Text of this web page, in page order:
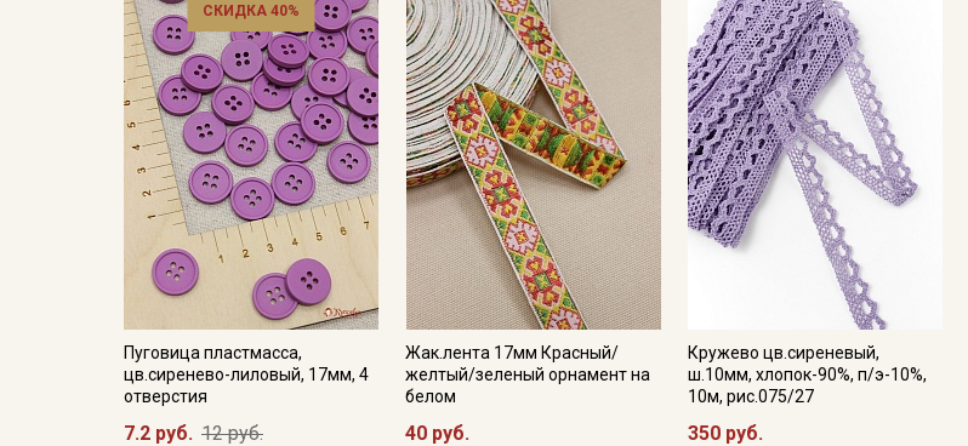
СКИДКА 40%
Пуговица пластмасса,
цв.сиренево-лиловый, 17мм, 4
отверстия
7.2 руб. 12 руб.
Жак.лента 17мм Красный/
желтый/зеленый орнамент на
белом
40 руб.
Кружево цв.сиреневый,
ш.10мм, хлопок-90%, п/э-10%,
10м, рис.075/27
350 руб.